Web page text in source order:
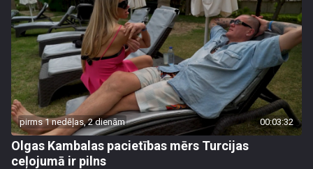
pirms 1 nedēļas, 2 dienām 00:03:32
Olgas Kambalas pacietības mērs Turcijas
ceļojumā ir pilns